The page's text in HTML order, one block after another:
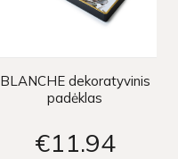
BLANCHE dekoratyvinis
padėklas
€11 94